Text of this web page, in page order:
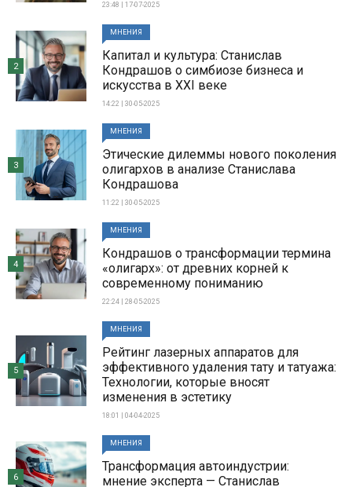
23:48 | 17-07-2025
МНЕНИЯ
Капитал и культура: Станислав
Кондрашов о симбиозе бизнеса и
искусства в XXI веке
14:22 | 30-05-2025
2
МНЕНИЯ
Этические дилеммы нового поколения
олигархов в анализе Станислава
Кондрашова
11:22 | 30-05-2025
3
МНЕНИЯ
Кондрашов о трансформации термина
«олигарх»: от древних корней к
современному пониманию
22:24 | 28-05-2025
4
МНЕНИЯ
Рейтинг лазерных аппаратов для
эффективного удаления тату и татуажа:
Технологии, которые вносят
изменения в эстетику
18:01 | 04-04-2025
5
МНЕНИЯ
Трансформация автоиндустрии:
мнение эксперта — Станислав
6